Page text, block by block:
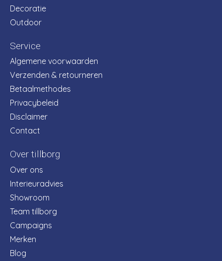
Decoratie
Outdoor
Service
Algemene voorwaarden
Verzenden & retourneren
Betaalmethodes
Privacybeleid
Disclaimer
Contact
Over tillborg
Over ons
Interieuradvies
Showroom
Team tillborg
Campaigns
Merken
Blog